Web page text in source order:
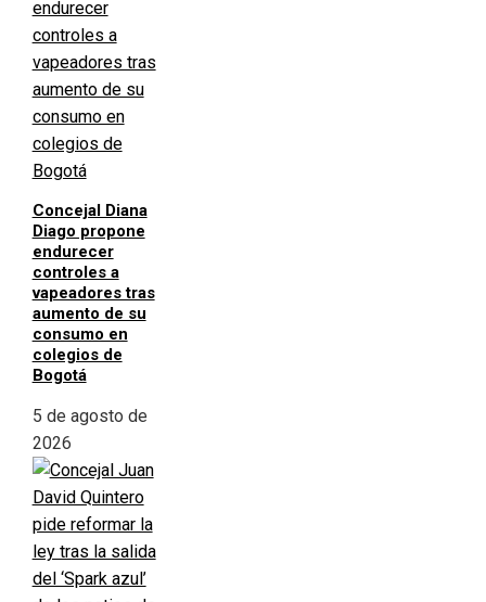
Concejal Diana
Diago propone
endurecer
controles a
vapeadores tras
aumento de su
consumo en
colegios de
Bogotá
5 de agosto de
2026